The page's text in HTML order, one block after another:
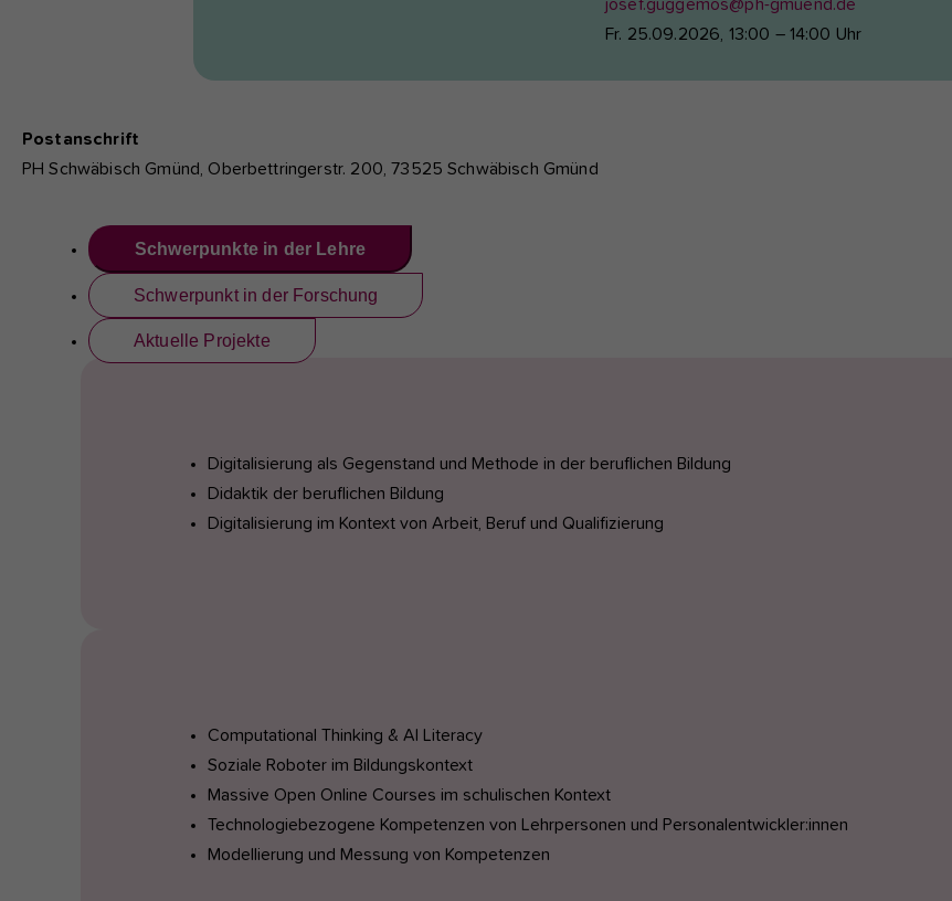
josef.guggemos@ph-gmuend.de
Fr. 25.09.2026, 13:00 – 14:00 Uhr
Postanschrift
PH Schwäbisch Gmünd, Oberbettringerstr. 200, 73525 Schwäbisch Gmünd
Schwerpunkte in der Lehre
Schwerpunkt in der Forschung
Aktuelle Projekte
Digitalisierung als Gegenstand und Methode in der beruflichen Bildung
Didaktik der beruflichen Bildung
Digitalisierung im Kontext von Arbeit, Beruf und Qualifizierung
Computational Thinking & AI Literacy
Soziale Roboter im Bildungskontext
Massive Open Online Courses im schulischen Kontext
Technologiebezogene Kompetenzen von Lehrpersonen und Personalentwickler:innen
Modellierung und Messung von Kompetenzen